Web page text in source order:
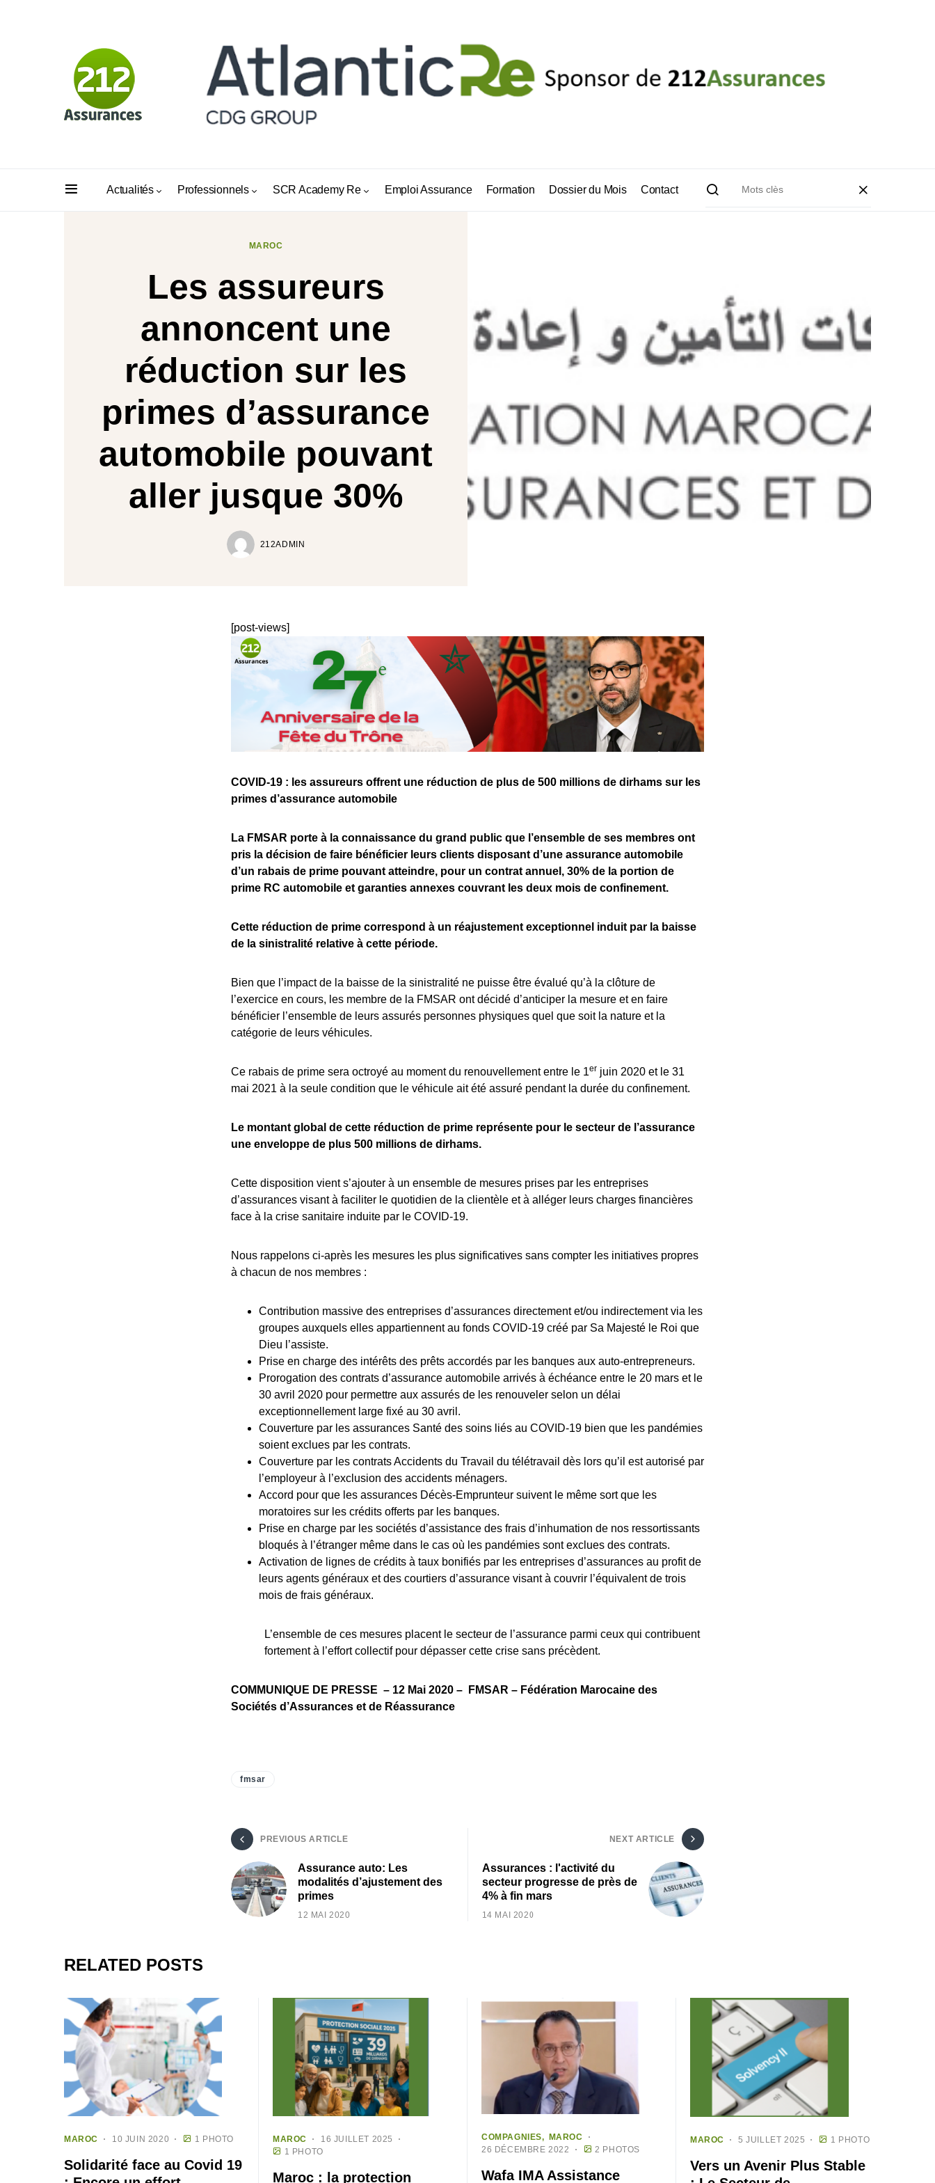
Actualités Professionnels SCR Academy Re Emploi Assurance Formation Dossier du Mois Contact
MAROC
Les assureurs
annoncent une
réduction sur les
primes d’assurance
automobile pouvant
aller jusque 30%
212ADMIN
[post-views]
COVID-19 : les assureurs offrent une réduction de plus de 500 millions de dirhams sur les
primes d’assurance automobile
La FMSAR porte à la connaissance du grand public que l’ensemble de ses membres ont
pris la décision de faire bénéficier leurs clients disposant d’une assurance automobile
d’un rabais de prime pouvant atteindre, pour un contrat annuel, 30% de la portion de
prime RC automobile et garanties annexes couvrant les deux mois de confinement.
Cette réduction de prime correspond à un réajustement exceptionnel induit par la baisse
de la sinistralité relative à cette période.
Bien que l’impact de la baisse de la sinistralité ne puisse être évalué qu’à la clôture de
l’exercice en cours, les membre de la FMSAR ont décidé d’anticiper la mesure et en faire
bénéficier l’ensemble de leurs assurés personnes physiques quel que soit la nature et la
catégorie de leurs véhicules.
Ce rabais de prime sera octroyé au moment du renouvellement entre le 1er juin 2020 et le 31
mai 2021 à la seule condition que le véhicule ait été assuré pendant la durée du confinement.
Le montant global de cette réduction de prime représente pour le secteur de l’assurance
une enveloppe de plus 500 millions de dirhams.
Cette disposition vient s’ajouter à un ensemble de mesures prises par les entreprises
d’assurances visant à faciliter le quotidien de la clientèle et à alléger leurs charges financières
face à la crise sanitaire induite par le COVID-19.
Nous rappelons ci-après les mesures les plus significatives sans compter les initiatives propres
à chacun de nos membres :
Contribution massive des entreprises d’assurances directement et/ou indirectement via les
groupes auxquels elles appartiennent au fonds COVID-19 créé par Sa Majesté le Roi que
Dieu l’assiste.
Prise en charge des intérêts des prêts accordés par les banques aux auto-entrepreneurs.
Prorogation des contrats d’assurance automobile arrivés à échéance entre le 20 mars et le
30 avril 2020 pour permettre aux assurés de les renouveler selon un délai
exceptionnellement large fixé au 30 avril.
Couverture par les assurances Santé des soins liés au COVID-19 bien que les pandémies
soient exclues par les contrats.
Couverture par les contrats Accidents du Travail du télétravail dès lors qu’il est autorisé par
l’employeur à l’exclusion des accidents ménagers.
Accord pour que les assurances Décès-Emprunteur suivent le même sort que les
moratoires sur les crédits offerts par les banques.
Prise en charge par les sociétés d’assistance des frais d’inhumation de nos ressortissants
bloqués à l’étranger même dans le cas où les pandémies sont exclues des contrats.
Activation de lignes de crédits à taux bonifiés par les entreprises d’assurances au profit de
leurs agents généraux et des courtiers d’assurance visant à couvrir l’équivalent de trois
mois de frais généraux.
L’ensemble de ces mesures placent le secteur de l’assurance parmi ceux qui contribuent
fortement à l’effort collectif pour dépasser cette crise sans précèdent.
COMMUNIQUE DE PRESSE – 12 Mai 2020 – FMSAR – Fédération Marocaine des
Sociétés d’Assurances et de Réassurance
fmsar
PREVIOUS ARTICLE
Assurance auto: Les
modalités d’ajustement des
primes
12 MAI 2020
NEXT ARTICLE
Assurances : l'activité du
secteur progresse de près de
4% à fin mars
14 MAI 2020
RELATED POSTS
MAROC 10 JUIN 2020 1 PHOTO
Solidarité face au Covid 19
MAROC
16 JUILLET 2025
1 PHOTO
Maroc : la protection
COMPAGNIES
MAROC
26 DÉCEMBRE 2022
2 PHOTOS
Wafa IMA Assistance
MAROC 5 JUILLET 2025 1 PHOTO
Vers un Avenir Plus Stable